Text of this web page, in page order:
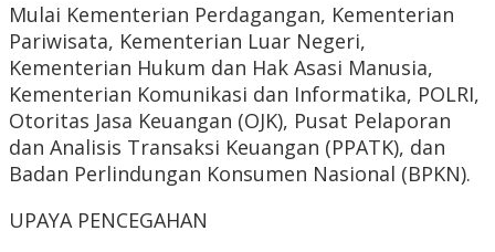
Mulai Kementerian Perdagangan, Kementerian
Pariwisata, Kementerian Luar Negeri,
Kementerian Hukum dan Hak Asasi Manusia,
Kementerian Komunikasi dan Informatika, POLRI,
Otoritas Jasa Keuangan (OJK), Pusat Pelaporan
dan Analisis Transaksi Keuangan (PPATK), dan
Badan Perlindungan Konsumen Nasional (BPKN).
UPAYA PENCEGAHAN